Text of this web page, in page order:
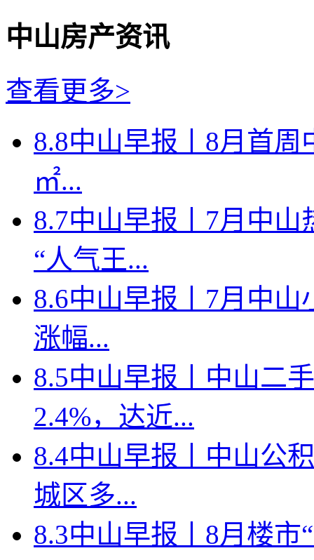
中山房产资讯
查看更多>
8.8中山早报丨8月首周
㎡...
8.7中山早报丨7月中
“人气王...
8.6中山早报丨7月中山
涨幅...
8.5中山早报丨中山二
2.4%，达近...
8.4中山早报丨中山公
城区多...
8.3中山早报丨8月楼市